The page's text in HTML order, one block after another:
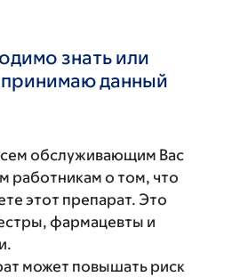
знать или
принимаю данный
обслуживающим Вас
работникам о том, что
этот препарат. Это
фармацевты и
может повышать риск